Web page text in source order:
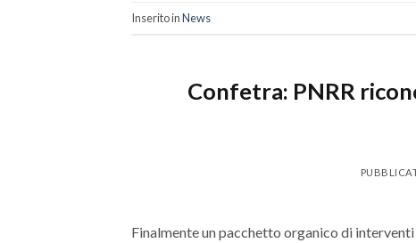
Inserito inNews
Confetra: PNRR
Finalmente un pacchetto organico di